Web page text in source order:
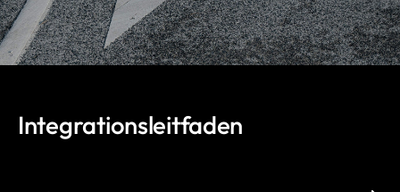
Integrationsleitfaden